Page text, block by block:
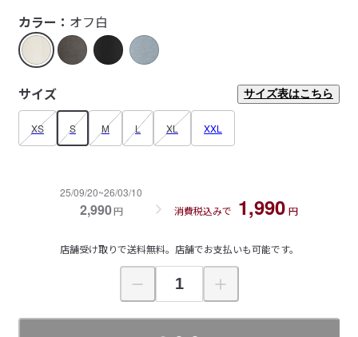
カラー： オフ白
サイズ サイズ表はこちら
XS S M L XL XXL
25/09/20~26/03/10
2,990円 消費税込みで 1,990 円
店舗受け取りで送料無料。店舗でお支払いも可能です。